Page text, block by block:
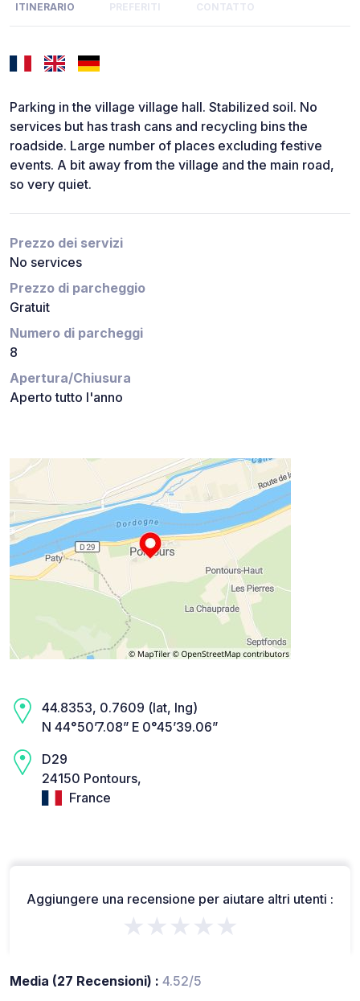
ITINERARIO PREFERITI CONTATTO
Parking in the village village hall. Stabilized soil. No
services but has trash cans and recycling bins the
roadside. Large number of places excluding festive
events. A bit away from the village and the main road,
so very quiet.
Prezzo dei servizi
No services
Prezzo di parcheggio
Gratuit
Numero di parcheggi
8
Apertura/Chiusura
Aperto tutto l'anno
44.8353, 0.7609 (lat, lng)
N 44°50’7.08” E 0°45’39.06”
D29
24150 Pontours,
France
Aggiungere una recensione per aiutare altri utenti :
★★★★★
Media (27 Recensioni) : 4.52/5